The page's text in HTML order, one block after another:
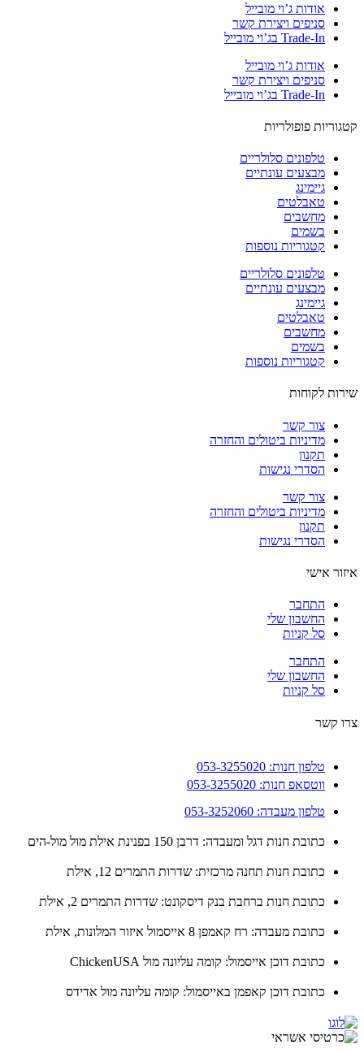
אודות ג’וי מובייל
סניפים ויצירת קשר
Trade-In בג’וי מובייל
אודות ג’וי מובייל
סניפים ויצירת קשר
Trade-In בג’וי מובייל
פופולריות
טלפונים סלולריים
מבצעים עונתיים
גיימינג
טאבלטים
מחשבים
בשמים
קטגוריות נוספות
טלפונים סלולריים
מבצעים עונתיים
גיימינג
טאבלטים
מחשבים
בשמים
קטגוריות נוספות
לקוחות
צור קשר
מדיניות ביטולים והחזרה
תקנון
הסדרי נגישות
צור קשר
מדיניות ביטולים והחזרה
תקנון
הסדרי נגישות
אישי
התחבר
החשבון שלי
סל קניות
התחבר
החשבון שלי
סל קניות
קשר
טלפון חנות: 053-3255020
ווטסאפ חנות: 053-3255020
טלפון מעבדה: 053-3252060
כתובת חנות דגל ומעבדה: דרבן 150 בפנינת אילת מול מול-הים
כתובת חנות תחנה מרכזית: שדרות התמרים 12, אילת
כתובת חנות ברחבת בנק דיסקונט: שדרות התמרים 2, אילת
כתובת מעבדה: רח קאמפן 8 אייסמול איזור המלונות, אילת
כתובת דוכן אייסמול: קומה עליונה מול ChickenUSA
כתובת דוכן קאפמן באייסמול: קומה עליונה מול אדידס